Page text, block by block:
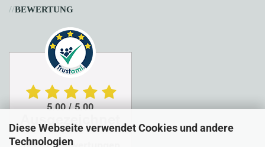
Diese Webseite verwendet Cookies und andere
Technologien
//BEWERTUNG